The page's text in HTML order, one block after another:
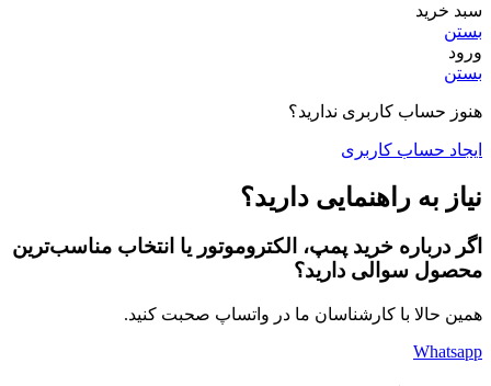
سبد خرید
بستن
ورود
بستن
هنوز حساب کاربری ندارید؟
ایجاد حساب کاربری
نیاز به راهنمایی دارید؟
اگر درباره خرید پمپ، الکتروموتور یا انتخاب مناسب‌ترین
محصول سوالی دارید؟
همین حالا با کارشناسان ما در واتساپ صحبت کنید.
Whatsapp